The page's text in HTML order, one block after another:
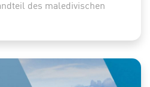
des maledivischen